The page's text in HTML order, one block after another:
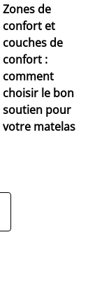
Zones de
confort et
couches de
confort :
comment
choisir le bon
soutien pour
votre matelas